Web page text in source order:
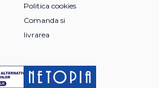
Politica cookies
Comanda si
livrarea